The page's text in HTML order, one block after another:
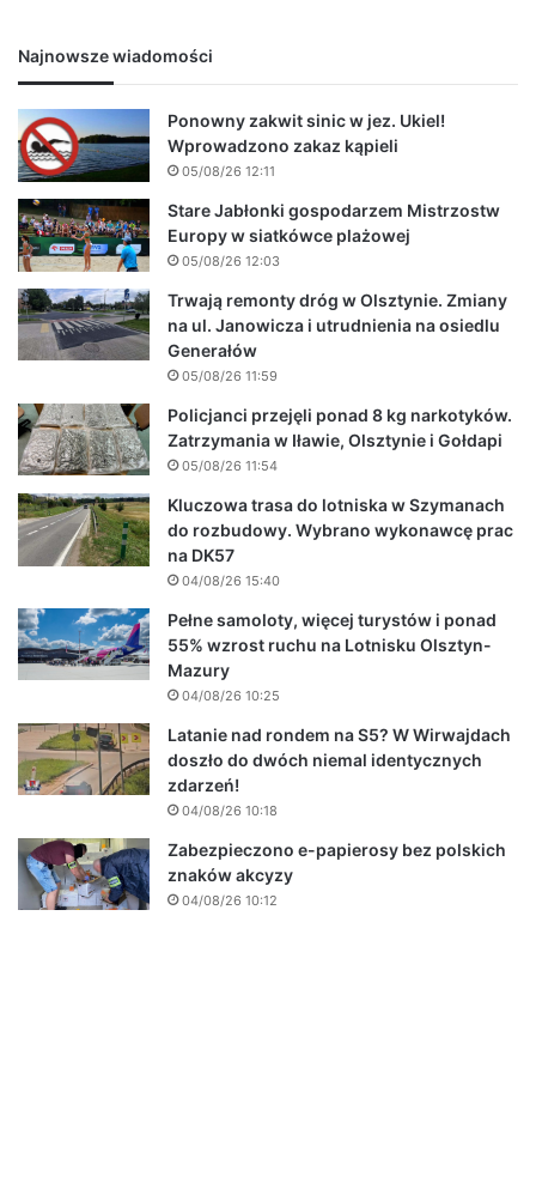
Najnowsze wiadomości
Ponowny zakwit sinic w jez. Ukiel!
Wprowadzono zakaz kąpieli
05/08/26 12:11
Stare Jabłonki gospodarzem Mistrzostw
Europy w siatkówce plażowej
05/08/26 12:03
Trwają remonty dróg w Olsztynie. Zmiany
na ul. Janowicza i utrudnienia na osiedlu
Generałów
05/08/26 11:59
Policjanci przejęli ponad 8 kg narkotyków.
Zatrzymania w Iławie, Olsztynie i Gołdapi
05/08/26 11:54
Kluczowa trasa do lotniska w Szymanach
do rozbudowy. Wybrano wykonawcę prac
na DK57
04/08/26 15:40
Pełne samoloty, więcej turystów i ponad
55% wzrost ruchu na Lotnisku Olsztyn-
Mazury
04/08/26 10:25
Latanie nad rondem na S5? W Wirwajdach
doszło do dwóch niemal identycznych
zdarzeń!
04/08/26 10:18
Zabezpieczono e-papierosy bez polskich
znaków akcyzy
04/08/26 10:12